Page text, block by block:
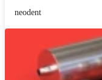
neodent